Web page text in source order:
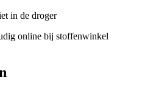
in de droger
online bij stoffenwinkel